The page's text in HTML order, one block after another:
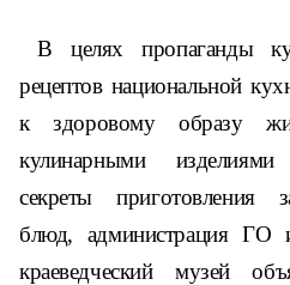
В целяхпропаганды
рецептов национальной
к здоровому образу
кулинарными
секреты приготовления
блюд, администрация ГО
краеведческий музей